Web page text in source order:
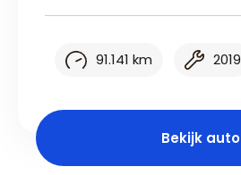
91.141 km 2019
Bekijk auto